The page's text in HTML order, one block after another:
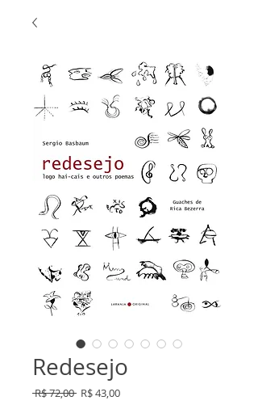
Redesejo
R$ 72,00 Preço
R$ 43,00Preço